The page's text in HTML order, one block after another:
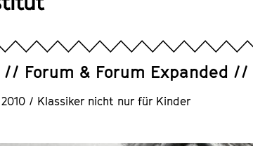
Forum & Forum Expanded
2010 / Klassiker nicht nur für Kinder